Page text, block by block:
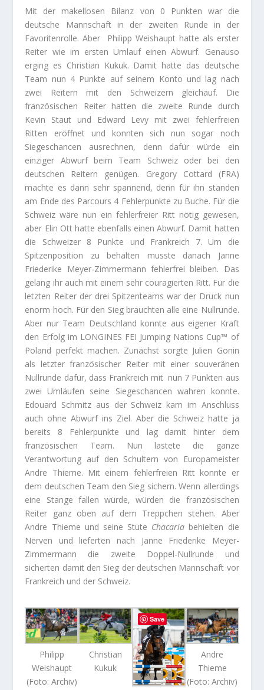
Mit der makellosen Bilanz von 0 Punkten war die
deutsche Mannschaft in der zweiten Runde in der
Favoritenrolle. Aber Philipp Weishaupt hatte als erster
Reiter wie im ersten Umlauf einen Abwurf. Genauso
erging es Christian Kukuk. Damit hatte das deutsche
Team nun 4 Punkte auf seinem Konto und lag nach
zwei Reitern mit den Schweizern gleichauf. Die
französischen Reiter hatten die zweite Runde durch
Kevin Staut und Edward Levy mit zwei fehlerfreien
Ritten eröffnet und konnten sich nun sogar noch
Siegeschancen ausrechnen, denn dafür würde ein
einziger Abwurf beim Team Schweiz oder bei den
deutschen Reitern genügen. Gregory Cottard (FRA)
machte es dann sehr spannend, denn für ihn standen
am Ende des Parcours 4 Fehlerpunkte zu Buche. Für die
Schweiz wäre nun ein fehlerfreier Ritt nötig gewesen,
aber Elin Ott hatte ebenfalls einen Abwurf. Damit hatten
die Schweizer 8 Punkte und Frankreich 7. Um die
Spitzenposition zu behalten musste danach Janne
Friederike Meyer-Zimmermann fehlerfrei bleiben. Das
gelang ihr auch mit einem sehr couragierten Ritt. Für die
letzten Reiter der drei Spitzenteams war der Druck nun
enorm hoch. Für den Sieg brauchten alle eine Nullrunde.
Aber nur Team Deutschland konnte aus eigener Kraft
den Erfolg im LONGINES FEI Jumping Nations Cup™ of
Poland perfekt machen. Zunächst sorgte Julien Gonin
als letzter französischer Reiter mit einer souveränen
Nullrunde dafür, dass Frankreich mit nun 7 Punkten aus
zwei Umläufen seine Siegeschancen wahren konnte.
Edouard Schmitz aus der Schweiz kam im Anschluss
auch ohne Abwurf ins Ziel. Aber die Schweiz hatte ja
bereits 8 Fehlerpunkte und lag damit hinter dem
französischen Team. Nun lastete die ganze
Verantwortung auf den Schultern von Europameister
Andre Thieme. Mit einem fehlerfreien Ritt konnte er
dem deutschen Team den Sieg sichern. Wenn allerdings
eine Stange fallen würde, würden die französischen
Reiter ganz oben auf dem Treppchen stehen. Aber
Andre Thieme und seine Stute Chacaria behielten die
Nerven und lieferten nach Janne Friederike Meyer-
Zimmermann die zweite Doppel-Nullrunde und
sicherten damit den Sieg der deutschen Mannschaft vor
Frankreich und der Schweiz.
Philipp
Weishaupt
(Foto: Archiv)
Christian
Kukuk
Andre
Thieme
(Foto: Archiv)
Save